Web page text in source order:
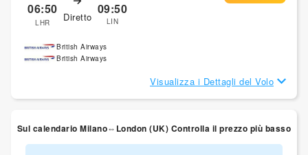
06:50
LHR Diretto 09:50
LIN
British Airways
British Airways
Visualizza i Dettagli del Volo
Sul calendario Milano⇔London (UK) Controlla il prezzo più basso